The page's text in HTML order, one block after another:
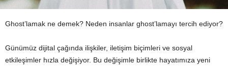
Ghost’lamak ne demek? Neden insanlar ghost’lamayı tercih ediyor?
Günümüz dijital çağında ilişkiler, iletişim biçimleri ve sosyal
etkileşimler hızla değişiyor. Bu değişimle birlikte hayatımıza yeni